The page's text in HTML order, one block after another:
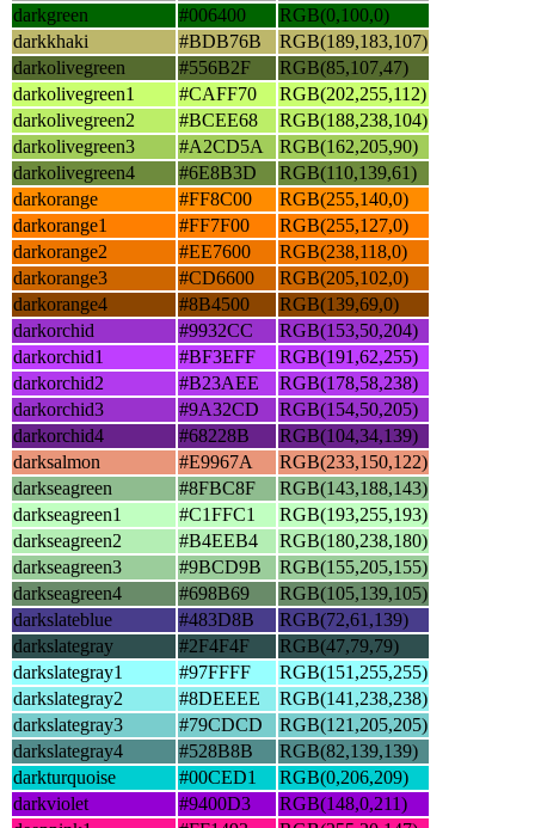
darkgreen
#006400
RGB(0,100,0)
darkkhaki
#BDB76B
RGB(189,183,107)
darkolivegreen
#556B2F
RGB(85,107,47)
darkolivegreen1
#CAFF70
RGB(202,255,112)
darkolivegreen2
#BCEE68
RGB(188,238,104)
darkolivegreen3
#A2CD5A
RGB(162,205,90)
darkolivegreen4
#6E8B3D
RGB(110,139,61)
darkorange
#FF8C00
RGB(255,140,0)
darkorange1
#FF7F00
RGB(255,127,0)
darkorange2
#EE7600
RGB(238,118,0)
darkorange3
#CD6600
RGB(205,102,0)
darkorange4
#8B4500
RGB(139,69,0)
darkorchid
#9932CC
RGB(153,50,204)
darkorchid1
#BF3EFF
RGB(191,62,255)
darkorchid2
#B23AEE
RGB(178,58,238)
darkorchid3
#9A32CD
RGB(154,50,205)
darkorchid4
#68228B
RGB(104,34,139)
darksalmon
#E9967A
RGB(233,150,122)
darkseagreen
#8FBC8F
RGB(143,188,143)
darkseagreen1
#C1FFC1
RGB(193,255,193)
darkseagreen2
#B4EEB4
RGB(180,238,180)
darkseagreen3
#9BCD9B
RGB(155,205,155)
darkseagreen4
#698B69
RGB(105,139,105)
darkslateblue
#483D8B
RGB(72,61,139)
darkslategray
#2F4F4F
RGB(47,79,79)
darkslategray1
#97FFFF
RGB(151,255,255)
darkslategray2
#8DEEEE
RGB(141,238,238)
darkslategray3
#79CDCD
RGB(121,205,205)
darkslategray4
#528B8B
RGB(82,139,139)
darkturquoise
#00CED1
RGB(0,206,209)
darkviolet
#9400D3
RGB(148,0,211)